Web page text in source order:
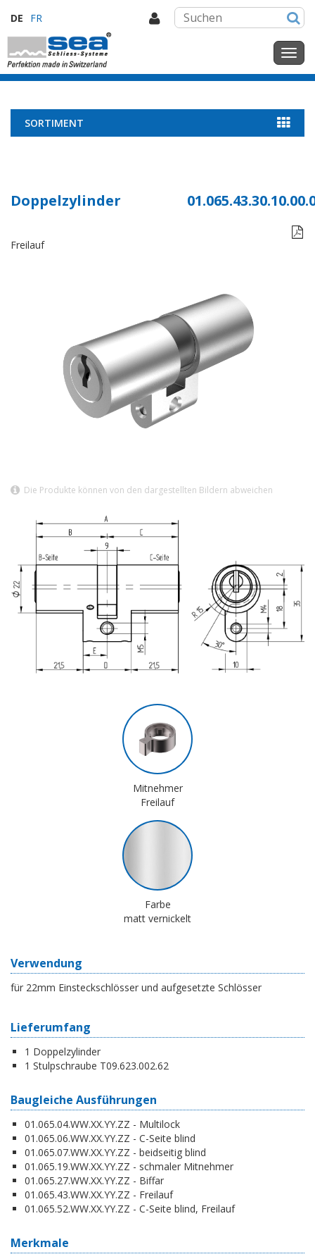
DE FR
SORTIMENT
Doppelzylinder

Freilauf
Die Produkte können von den dargestellten Bildern abweichen
Mitnehmer
Freilauf
Farbe
matt vernickelt
Verwendung
für 22mm Einsteckschlösser und aufgesetzte Schlösser
Lieferumfang
1 Doppelzylinder
1 Stulpschraube T09.623.002.62
Baugleiche Ausführungen
01.065.04.WW.XX.YY.ZZ - Multilock
01.065.06.WW.XX.YY.ZZ - C-Seite blind
01.065.07.WW.XX.YY.ZZ - beidseitig blind
01.065.19.WW.XX.YY.ZZ - schmaler Mitnehmer
01.065.27.WW.XX.YY.ZZ - Biffar
01.065.43.WW.XX.YY.ZZ - Freilauf
01.065.52.WW.XX.YY.ZZ - C-Seite blind, Freilauf
Merkmale